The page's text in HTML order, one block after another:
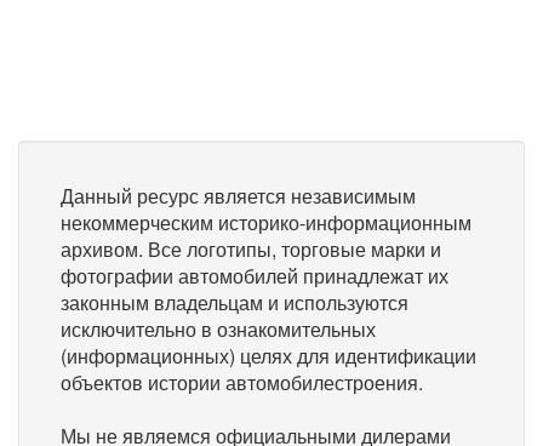
Данный ресурс является независимым
некоммерческим историко-информационным
архивом. Все логотипы, торговые марки и
фотографии автомобилей принадлежат их
законным владельцам и используются
исключительно в ознакомительных
(информационных) целях для идентификации
объектов истории автомобилестроения.
Мы не являемся официальными дилерами